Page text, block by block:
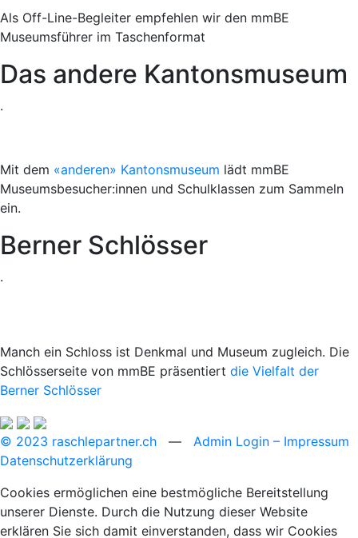
Als Off-Line-Begleiter empfehlen wir den mmBE
Museumsführer im Taschenformat
Das andere Kantonsmuseum
.
Mit dem «anderen» Kantonsmuseum lädt mmBE
Museumsbesucher:innen und Schulklassen zum Sammeln
ein.
Berner Schlösser
.
Manch ein Schloss ist Denkmal und Museum zugleich. Die
Schlösserseite von mmBE präsentiert die Vielfalt der
Berner Schlösser
© 2023 raschlepartner.ch — Admin Login – Impressum
Datenschutzerklärung
Cookies ermöglichen eine bestmögliche Bereitstellung
unserer Dienste. Durch die Nutzung dieser Website
erklären Sie sich damit einverstanden, dass wir Cookies